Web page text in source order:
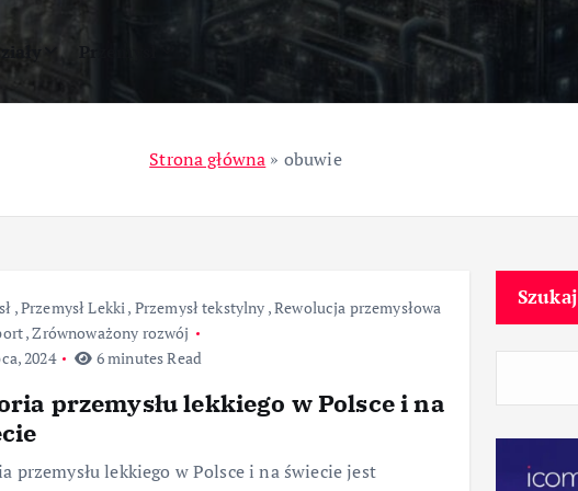
Przemysł
Strona główna » obuwie
,Przemysł Lekki, Przemysł tekstylny ,Rewolucja przemysłowa
,Zrównoważony rozwój
2024
6 minutes Read
przemysłu lekkiego w Polsce i na
przemysłu lekkiego w Polsce i na świecie jest
Szukaj